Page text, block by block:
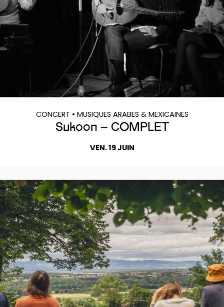
CONCERT • MUSIQUES ARABES & MEXICAINES
Sukoon – COMPLET
VEN. 19 JUIN